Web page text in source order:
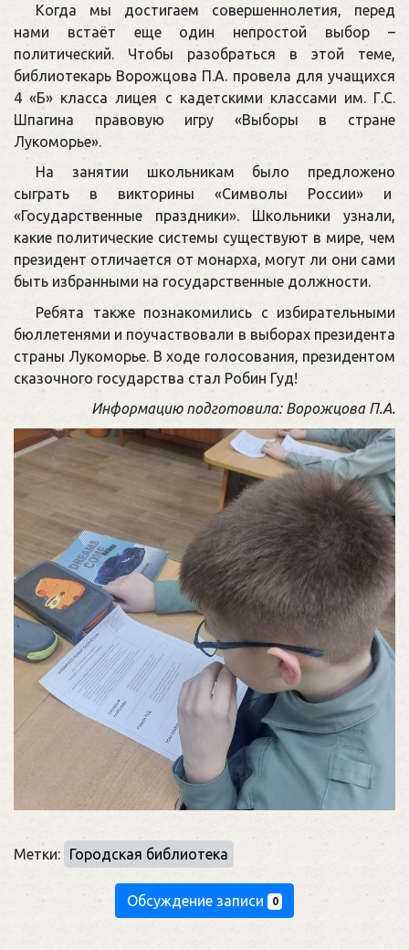
Когда мы достигаем совершеннолетия, перед
нами встаёт еще один непростой выбор –
политический. Чтобы разобраться в этой теме,
библиотекарь Ворожцова П.А. провела для учащихся
4 «Б» класса лицея с кадетскими классами им. Г.С.
Шпагина правовую игру «Выборы в стране
Лукоморье».
На занятии школьникам было предложено
сыграть в викторины «Символы России» и
«Государственные праздники». Школьники узнали,
какие политические системы существуют в мире, чем
президент отличается от монарха, могут ли они сами
быть избранными на государственные должности.
Ребята также познакомились с избирательными
бюллетенями и поучаствовали в выборах президента
страны Лукоморье. В ходе голосования, президентом
сказочного государства стал Робин Гуд!
Информацию подготовила: Ворожцова П.А.
Метки: Городская библиотека
Обсуждение записи 0